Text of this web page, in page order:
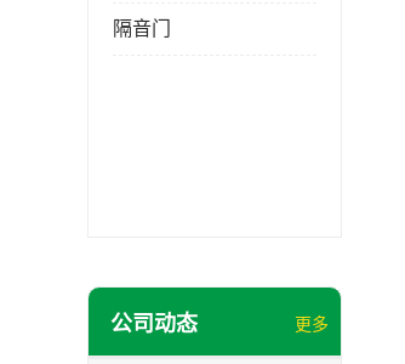
隔音门
公司动态 更多